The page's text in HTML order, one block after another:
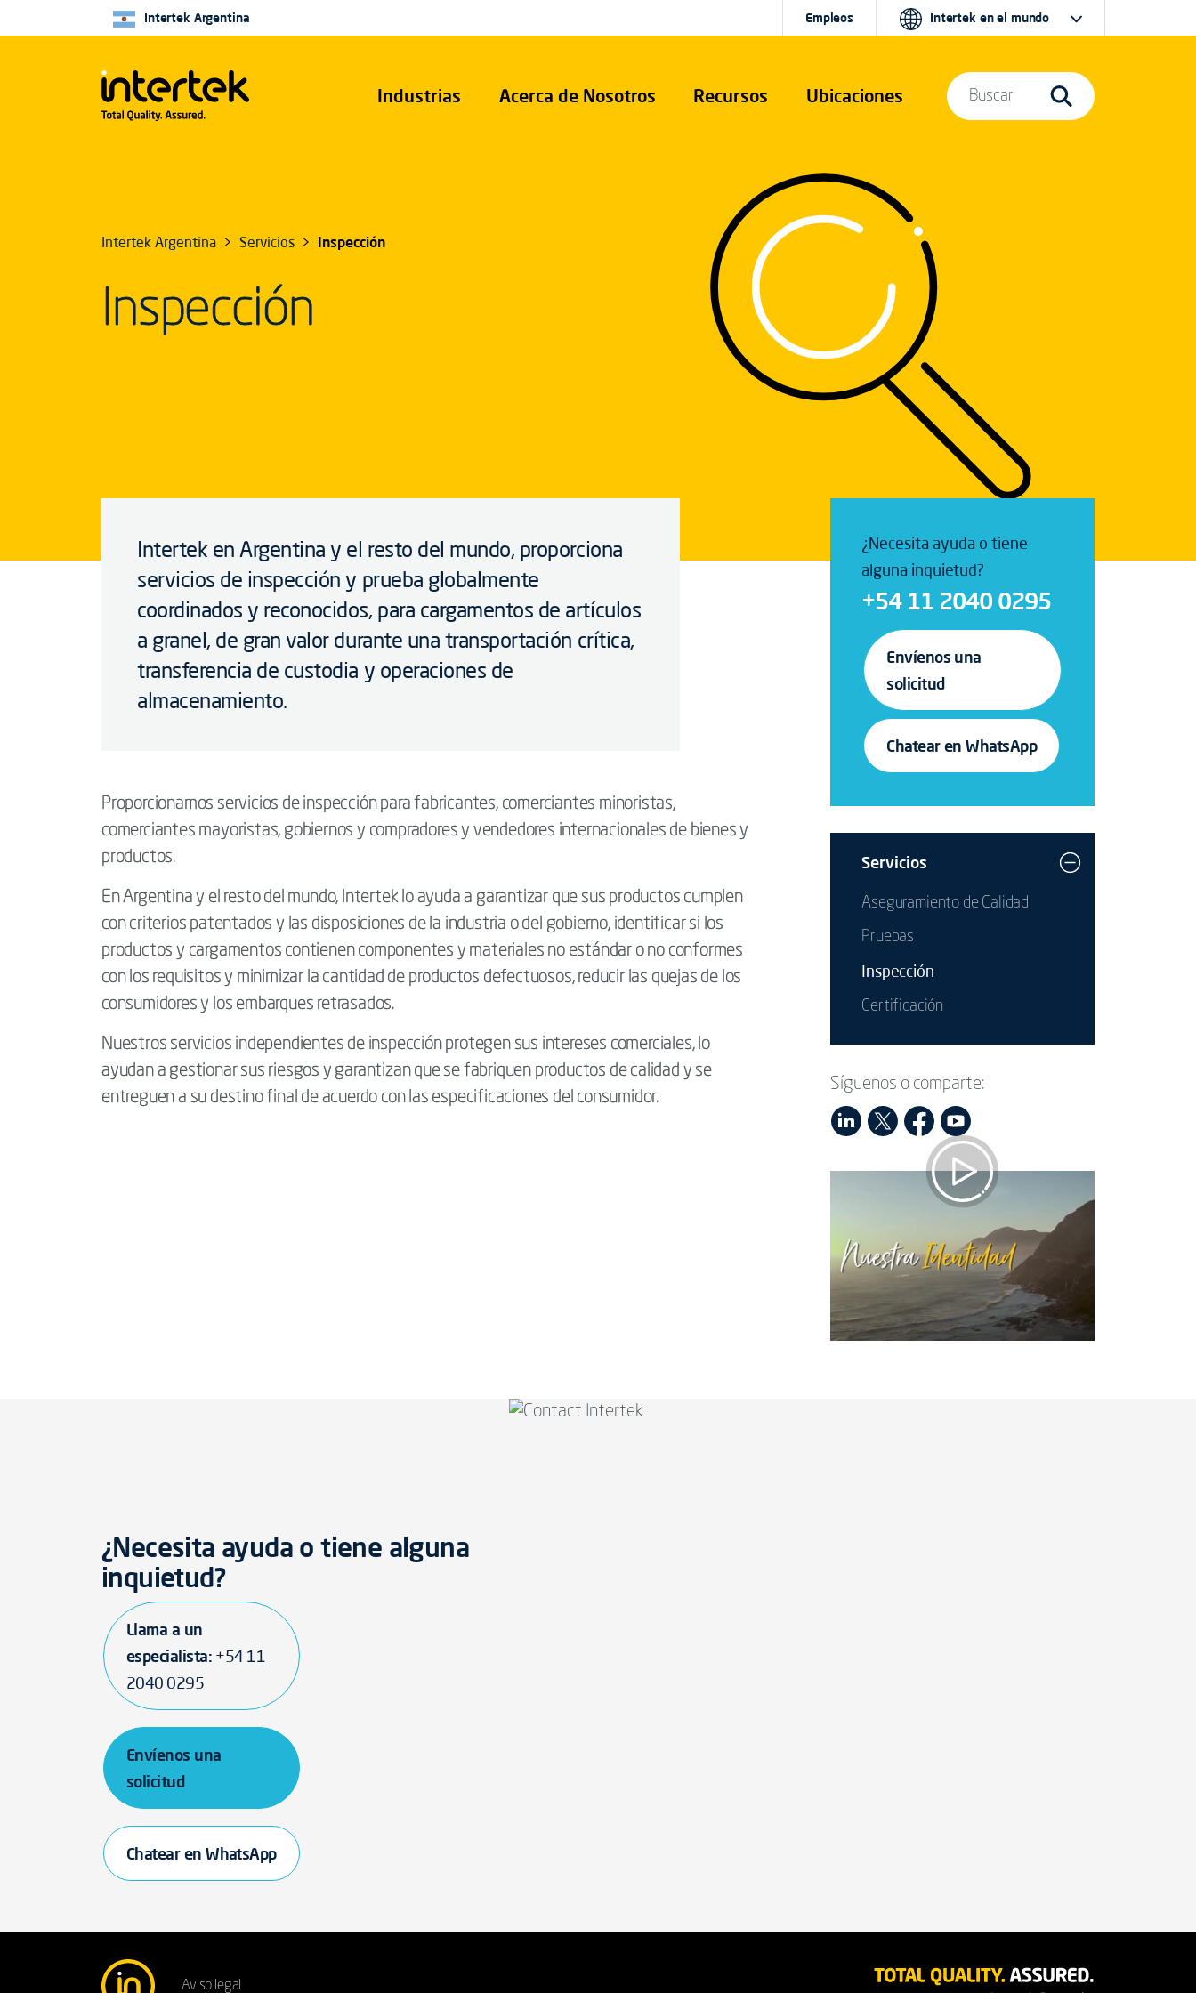
Industrias Acerca de Nosotros Recursos Ubicaciones
Intertek Argentina Empleos Intertek en el mundo
Buscar
Intertek Argentina Servicios Inspección
Inspección
Intertek en Argentina y el resto del mundo, proporciona
servicios de inspección y prueba globalmente
coordinados y reconocidos, para cargamentos de artículos
a granel, de gran valor durante una transportación crítica,
transferencia de custodia y operaciones de
almacenamiento.
Proporcionamos servicios de inspección para fabricantes, comerciantes minoristas,
comerciantes mayoristas, gobiernos y compradores y vendedores internacionales de bienes y
productos.
En Argentina y el resto del mundo, Intertek lo ayuda a garantizar que sus productos cumplen
con criterios patentados y las disposiciones de la industria o del gobierno, identificar si los
productos y cargamentos contienen componentes y materiales no estándar o no conformes
con los requisitos y minimizar la cantidad de productos defectuosos, reducir las quejas de los
consumidores y los embarques retrasados.
Nuestros servicios independientes de inspección protegen sus intereses comerciales, lo
ayudan a gestionar sus riesgos y garantizan que se fabriquen productos de calidad y se
entreguen a su destino final de acuerdo con las especificaciones del consumidor.
¿Necesita ayuda o tiene
alguna inquietud?
+54 11 2040 0295
Envíenos una
solicitud
Chatear en WhatsApp
Servicios
Aseguramiento de Calidad
Pruebas
Inspección
Certificación
Síguenos o comparte:
La tradición vive en
¿Necesita ayuda o tiene alguna
inquietud?
Llama a un
especialista: +54 11
2040 0295
Envíenos una
solicitud
Chatear en WhatsApp
Aviso legal